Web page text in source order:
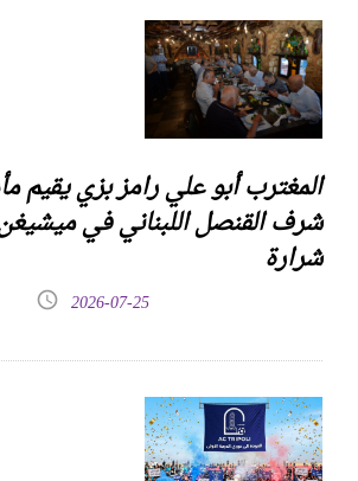
المغترب أبو علي رامز بزي يقيم
شرف القنصل اللبناني في
شرارة
2026-07-25